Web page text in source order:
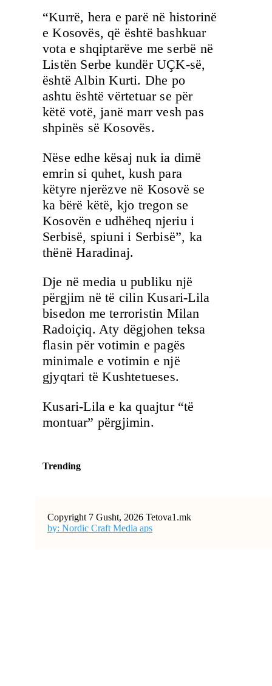
“Kurrë, hera e parë në historinë
e Kosovës, që është bashkuar
vota e shqiptarëve me serbë në
Listën Serbe kundër UÇK-së,
është Albin Kurti. Dhe po
ashtu është vërtetuar se për
këtë votë, janë marr vesh pas
shpinës së Kosovës.
Nëse edhe kësaj nuk ia dimë
emrin si quhet, kush para
këtyre njerëzve në Kosovë se
ka bërë këtë, kjo tregon se
Kosovën e udhëheq njeriu i
Serbisë, spiuni i Serbisë”, ka
thënë Haradinaj.
Dje në media u publiku një
përgjim në të cilin Kusari-Lila
bisedon me terroristin Milan
Radoiçiq. Aty dëgjohen teksa
flasin për votimin e pagës
minimale e votimin e një
gjyqtari të Kushtetueses.
Kusari-Lila e ka quajtur “të
montuar” përgjimin.
Trending
Copyright 7 Gusht, 2026 Tetova1.mk
by: Nordic Craft Media aps